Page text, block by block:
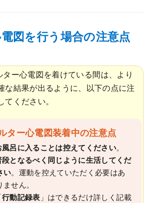
図を行う場合の注意点
ター心電図を着けている間は、より
な結果が出るように、以下の点に注
てください。
ター心電図装着中の注意点
風呂に入ることは控えてください。
段となるべく同じように生活してくだ
い。運動を控えていただく必要はあ
ません。
行動記録表 」はできるだけ詳しく記載